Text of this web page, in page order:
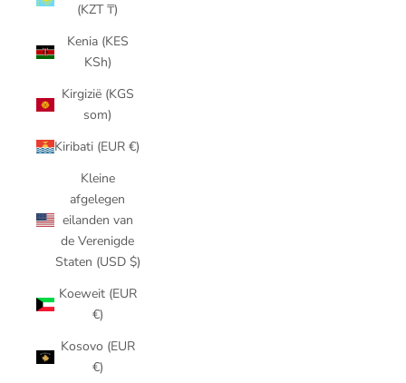
(KZT ₸)
Kenia (KES
KSh)
Kirgizië (KGS
som)
Kiribati (EUR €)
Kleine
afgelegen
eilanden van
de Verenigde
Staten (USD $)
Koeweit (EUR
€)
Kosovo (EUR
€)